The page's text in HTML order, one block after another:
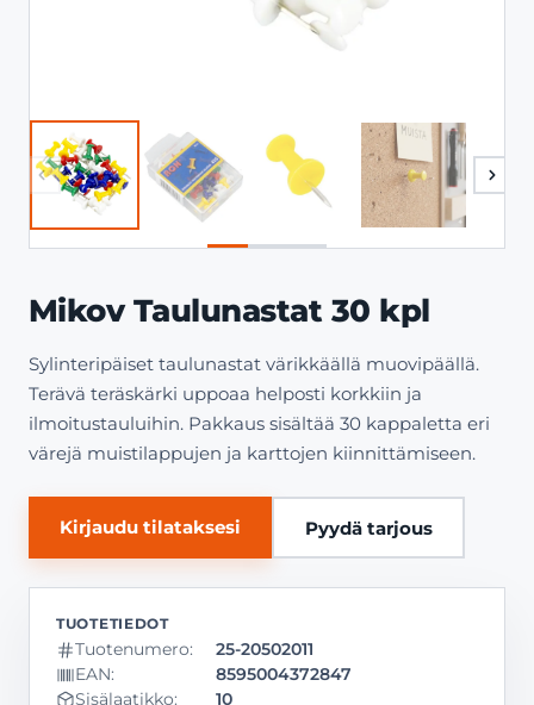
Mikov Taulunastat 30 kpl
Sylinteripäiset taulunastat värikkäällä muovipäällä.
Terävä teräskärki uppoaa helposti korkkiin ja
ilmoitustauluihin. Pakkaus sisältää 30 kappaletta eri
värejä muistilappujen ja karttojen kiinnittämiseen.
Kirjaudu tilataksesi Pyydä tarjous
Tuotenumero:
25-20502011
EAN:
8595004372847
Sisälaatikko:
10